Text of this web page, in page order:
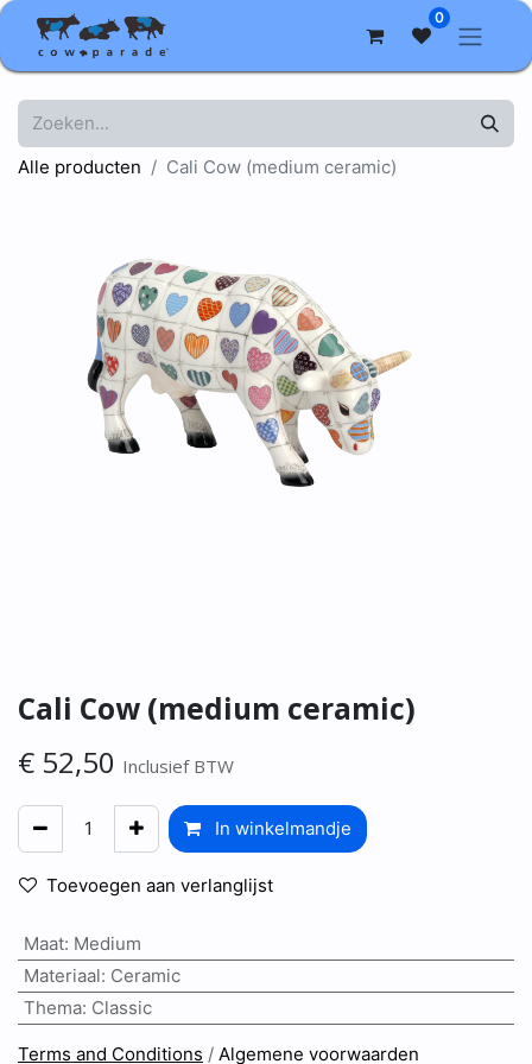
0
Alle producten Cali Cow (medium ceramic)
Cali Cow (medium ceramic)
€ 52,50 Inclusief BTW
In winkelmandje
Toevoegen aan verlanglijst
Maat: Medium
Materiaal: Ceramic
Thema: Classic
Terms and Conditions / Algemene voorwaarden